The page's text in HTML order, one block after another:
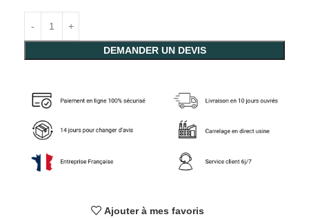
DEMANDER UN DEVIS
Ajouter à mes favoris